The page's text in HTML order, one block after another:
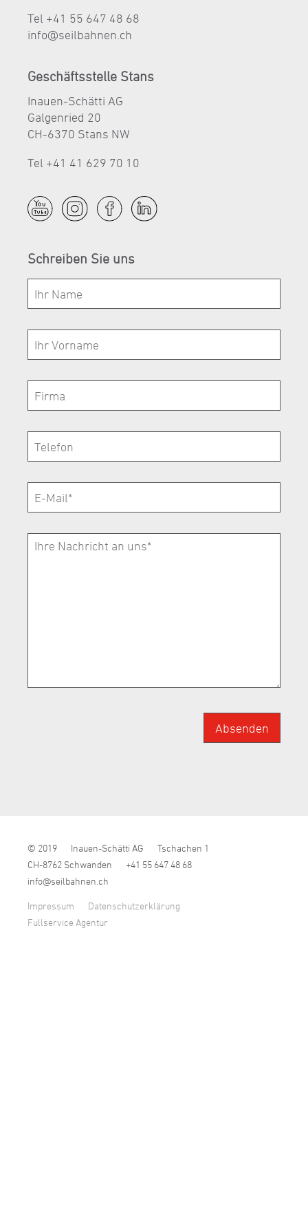
Tel +41 55 647 48 68
nf
s lb hn n ch
Geschäftsstelle Stans
Inauen-Schätti AG
Galgenried 20
CH-6370 Stans NW
Tel +41 41 629 70 10
Schreiben Sie uns
Absenden
© 2019 Inauen-Schätti AG
Tschachen 1
CH-8762 Schwanden
+41 55 647 48 68
nf
s lb hn n ch
Impressum
Datenschutzerklärung
Fullservice Agentur